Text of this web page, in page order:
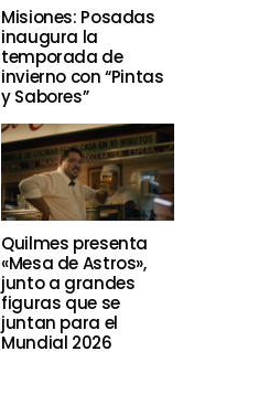
Misiones: Posadas
inaugura la
temporada de
invierno con “Pintas
y Sabores”
Quilmes presenta
«Mesa de Astros»,
junto a grandes
figuras que se
juntan para el
Mundial 2026